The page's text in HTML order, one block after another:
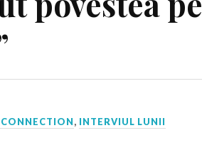
, INTERVIUL LUNII